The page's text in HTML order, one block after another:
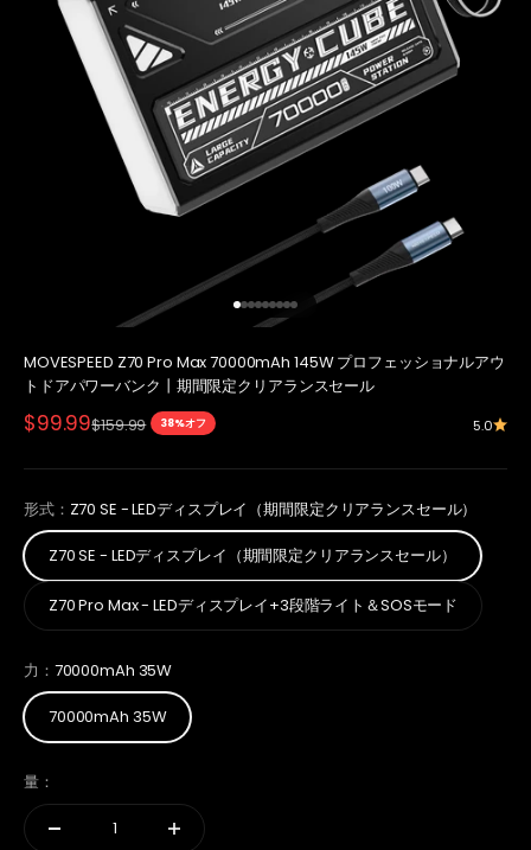
I18n Error: Missing interpolation value
I18n Error: Missing interpolation
I18n Error: Missing interpolation
I18n Error: Missing interpolation
I18n Error: Missing interpolation
I18n Error: Missing interpolation
I18n Error: Missing interpolation
I18n Error: Missing interpolation
I18n Error: Missing
MOVESPEED Z70 Pro Max 70000mAh 145W プロフェッショナルアウ
トドアパワーバンク丨期間限定クリアランスセール
セール価格
$99.99通常価格
$159.99 38%オフ 5.0
形式： Z70 SE - LEDディスプレイ（期間限定クリアランスセール）
Z70 SE - LEDディスプレイ（期間限定クリアランスセール）
Z70 Pro Max - LEDディスプレイ+3段階ライト＆SOSモード
力： 70000mAh 35W
70000mAh 35W
量：